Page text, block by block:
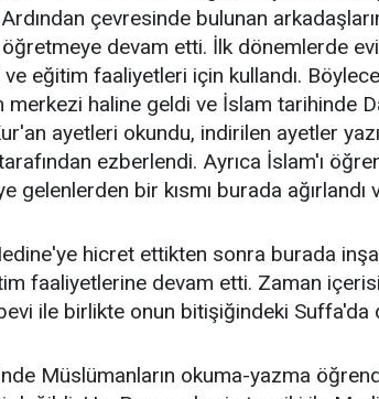
çevresinde bulunan
devam etti. İlk dönemlerde
eğitim faaliyetleri için kullandı.
merkezi haline geldi ve İslam tarihinde
ayetleri okundu, indirilen ayetler
ezberlendi. Ayrıca İslam'ı
gelenlerden bir kısmı burada
hicret ettikten sonra burada
faaliyetlerine devam etti. Zaman
ile birlikte onun bitişiğindeki Suffa'da
Müslümanların okuma-yazma